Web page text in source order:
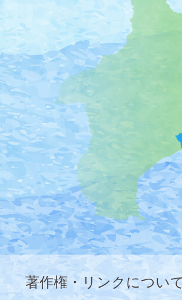
町
の
位
置
を
記
し
た
地
図。
神
奈
川
著作権・リンクについ